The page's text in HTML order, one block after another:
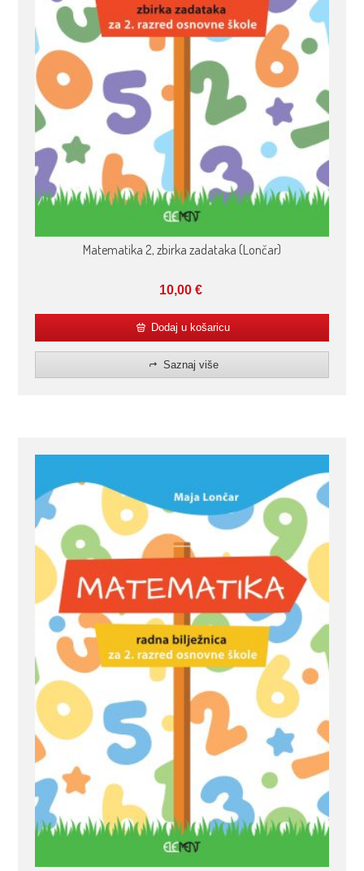
Matematika 2, zbirka zadataka (Lončar)
10,00 €
Dodaj u košaricu
Saznaj više